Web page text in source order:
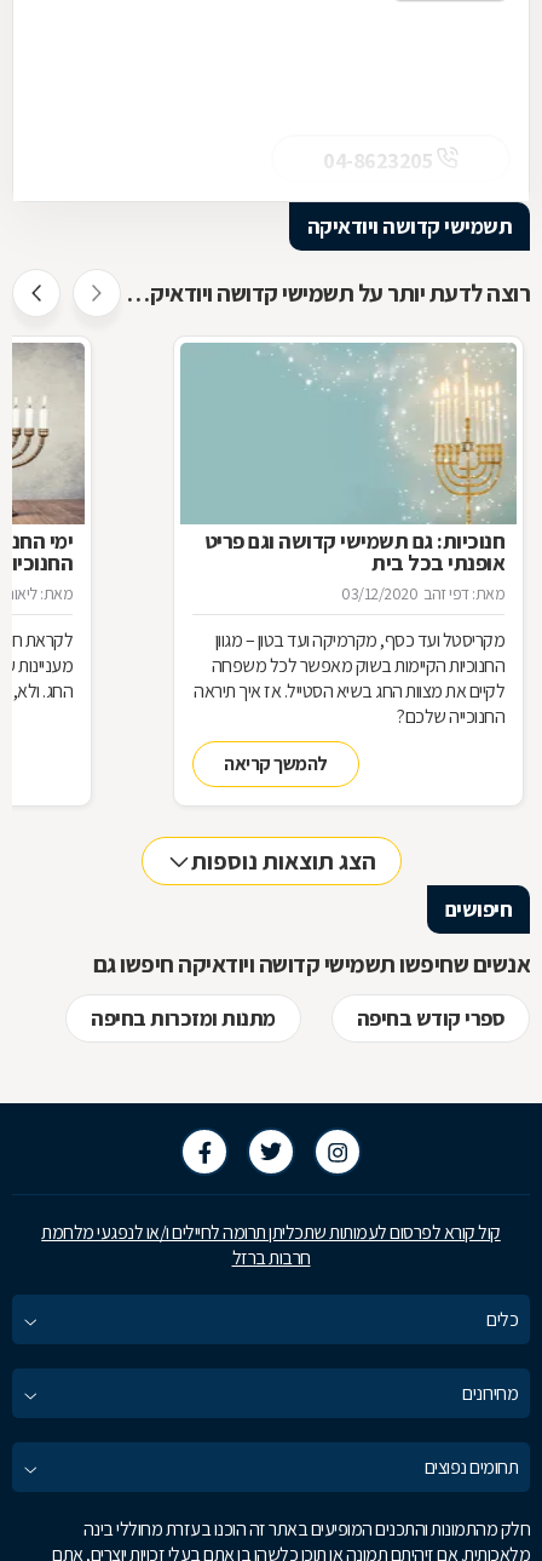
תשמישי קדושה ויודאיקה
רוצה לדעת יותר על תשמישי קדושה ויודאיקה ?
חנוכיות: גם תשמישי קדושה וגם פריט
אופנתי בכל בית
מאת: דפי זהב 03/12/2020
מקריסטל ועד כסף, מקרמיקה ועד בטון – מגוון
החנוכיות הקיימות בשוק מאפשר לכל משפחה
לקיים את מצוות החג בשיא הסטייל. אז איך תיראה
החנוכייה שלכם?
להמשך קריאה
ימי
מאת: ליאור
לקראת חג
מעניינות
החג. ולא,
הצג תוצאות נוספות
חיפושים
אנשים שחיפשו תשמישי קדושה ויודאיקה חיפשו גם
ספרי קודש בחיפה מתנות ומזכרות בחיפה
קול קורא לפרסום לעמותות שתכליתן תרומה לחיילים ו/או לנפגעי מלחמת
חרבות ברזל
כלים
מחירונים
תחומים נפוצים
חלק מהתמונות והתכנים המופיעים באתר זה הוכנו בעזרת מחוללי בינה
מלאכותית. אם זיהיתם תמונה או תוכן כלשהו בו אתם בעלי זכויות יוצרים, אתם